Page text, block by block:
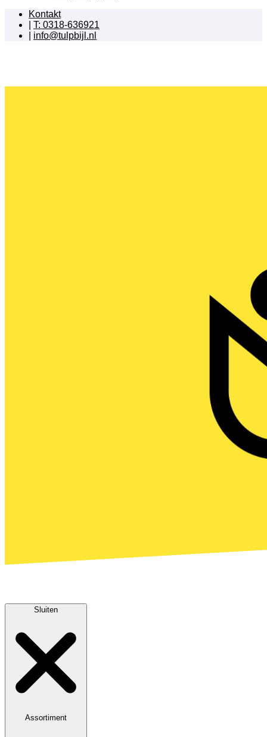
Kontakt
T: 0318-636921
info@tulpbijl.nl
Sluiten
Assortiment